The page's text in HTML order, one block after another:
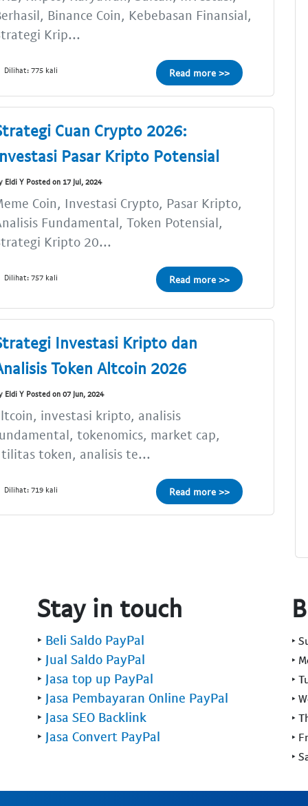
Binance Coin, Kebebasan Finansial,
Krip...
Dilihat: 775 kali Read more >>
Cuan Crypto 2026:
Pasar Kripto Potensial
Eldi Y Posted on 17 Jul, 2024
Coin, Investasi Crypto, Pasar Kripto,
Fundamental, Token Potensial,
Kripto 20...
Dilihat: 757 kali Read more >>
Investasi Kripto dan
Token Altcoin 2026
Eldi Y Posted on 07 Jun, 2024
investasi kripto, analisis
tokenomics, market cap,
token, analisis te...
Dilihat: 719 kali Read more >>
Stay in touch
‣ Beli Saldo PayPal
‣ Jual Saldo PayPal
‣ Jasa top up PayPal
‣ Jasa Pembayaran Online PayPal
‣ Jasa SEO Backlink
‣ Jasa Convert PayPal
‣
‣
‣
‣
‣
‣
‣